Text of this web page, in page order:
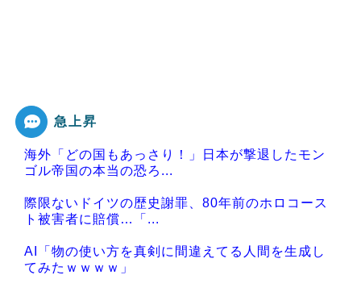
急上昇
海外「どの国もあっさり！」日本が撃退したモン
ゴル帝国の本当の恐ろ...
際限ないドイツの歴史謝罪、80年前のホロコース
ト被害者に賠償…「...
AI「物の使い方を真剣に間違えてる人間を生成し
てみたｗｗｗｗ」